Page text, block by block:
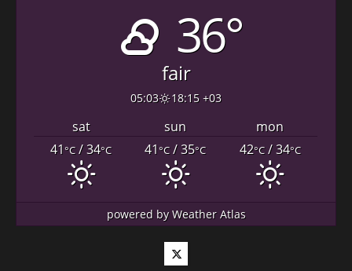
36°
fair
05:03 18:15 +03
sat sun
mon
41°C/ 34°C 41°C/ 35°C 42°C/ 34°C
powered byWeather Atlas
Twitter